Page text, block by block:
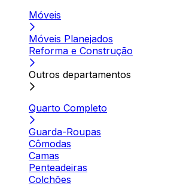
Móveis
Móveis Planejados
Reforma e Construção
Outros departamentos
Quarto Completo
Guarda-Roupas
Cômodas
Camas
Penteadeiras
Colchões